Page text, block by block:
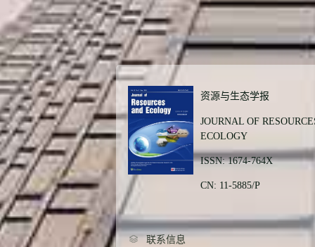
资源与生态学报
JOURNAL OF
ECOLOGY
ISSN: 1674-764X
CN: 11-5885/P
联系信息